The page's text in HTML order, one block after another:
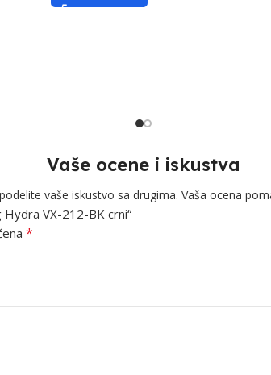
Vaše ocene i iskustva
vaše iskustvo sa drugima. Vaša ocena
Hydra VX-212-BK crni“
*